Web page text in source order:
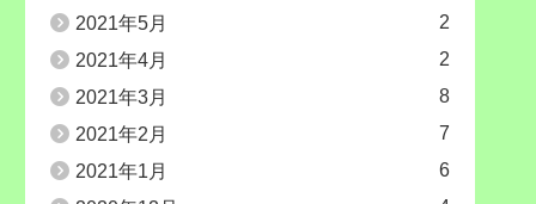
2021年5月
2
2021年4月
2
2021年3月
8
2021年2月
7
2021年1月
6